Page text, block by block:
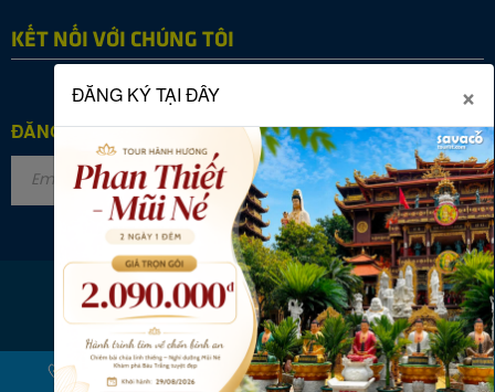
KẾT NỐI VỚI CHÚNG TÔI
ĐĂNG KÝ NHẬN TIN
Copyright © 2022 SAVACO TOURIST. All rights reserved.
Online: 28 | Tháng: 27037 | Tổng: 2867670
ĐĂNG KÝ TẠI ĐÂY ×